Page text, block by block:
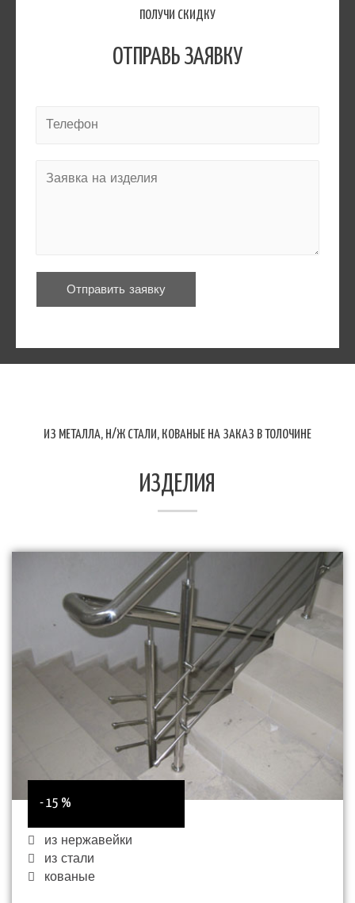
ПОЛУЧИ СКИДКУ
ОТПРАВЬ ЗАЯВКУ
Отправить заявку
ИЗ МЕТАЛЛА, Н/Ж СТАЛИ, КОВАНЫЕ НА ЗАКАЗ В ТОЛОЧИНЕ
ИЗДЕЛИЯ
- 15 %
из нержавейки
из стали
кованые